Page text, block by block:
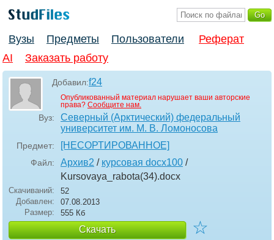
Вузы Предметы Пользователи
Реферат
AI
Заказать работу
Добавил:f24
Опубликованный материал нарушает ваши авторские
права? Сообщите нам.
Вуз:
Северный (Арктический) федеральный
университет им. М. В. Ломоносова
Предмет: [НЕСОРТИРОВАННОЕ]
Файл: Архив2 / курсовая docx100 /
Kursovaya_rabota(34).docx
Скачиваний:
52
Добавлен:
07.08.2013
Размер:
555 Кб
Скачать ☆